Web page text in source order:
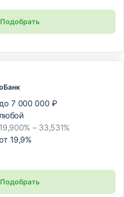
Подобрать
7 000 000 ₽
19,900% – 33,531%
19,9%
Подобрать